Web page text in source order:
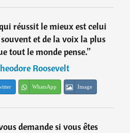
réussit le mieux est celui
et de la voix la plus
tout le monde pense.”
Roosevelt
WhatsApp Image
demande si vous êtes